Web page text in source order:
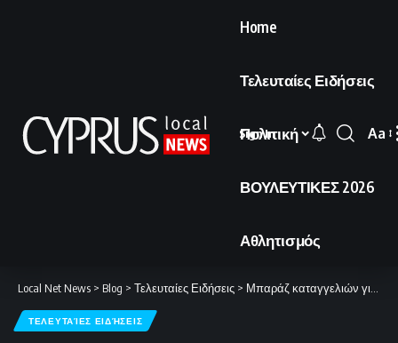
Home
Τελευταίες Ειδήσεις
Πολιτική
ΒΟΥΛΕΥΤΙΚΕΣ 2026
Αθλητισμός
Sign In
Font
Aa
Local Net News > Blog > Τελευταίες Ειδήσεις > Μπαράζ καταγγελιών για υπερβολική ταχύτητα μέσα σε μία νύχτα
ΤΕΛΕΥΤΑΊΕΣ ΕΙΔΉΣΕΙΣ